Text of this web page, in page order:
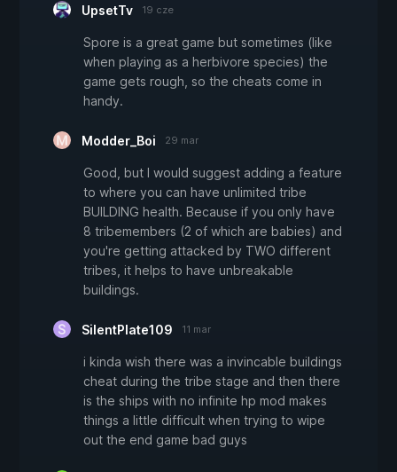
UpsetTv 19 cze
Spore is a great game but sometimes (like
when playing as a herbivore species) the
game gets rough, so the cheats come in
handy.
Modder_Boi 29 mar
Good, but I would suggest adding a feature
to where you can have unlimited tribe
BUILDING health. Because if you only have
8 tribemembers (2 of which are babies) and
you're getting attacked by TWO different
tribes, it helps to have unbreakable
buildings.
SilentPlate109 11 mar
i kinda wish there was a invincable buildings
cheat during the tribe stage and then there
is the ships with no infinite hp mod makes
things a little difficult when trying to wipe
out the end game bad guys